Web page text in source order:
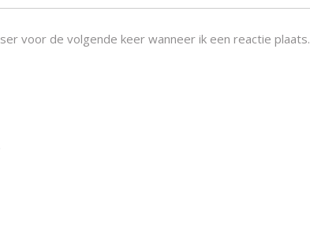
voor de volgende keer wanneer ik een reactie plaats.